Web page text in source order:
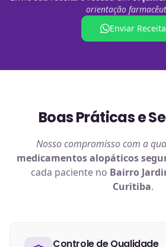
orientação
Enviar Receita
Boas Práticas e
Nosso compromisso com a
medicamentos alopáticos
cada paciente no Bairro
Curitiba.
Controle de Qualidade